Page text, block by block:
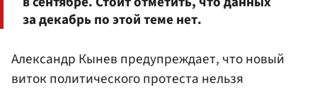
за декабрь по этой теме нет.
Александр Кынев предупреждает, что новый
виток политического протеста нельзя